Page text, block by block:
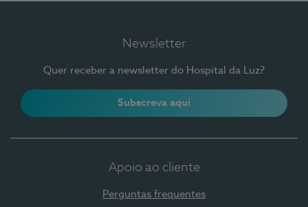
Newsletter
Quer receber a newsletter do Hospital da Luz?
Subscreva aqui
Apoio ao cliente
Perguntas frequentes